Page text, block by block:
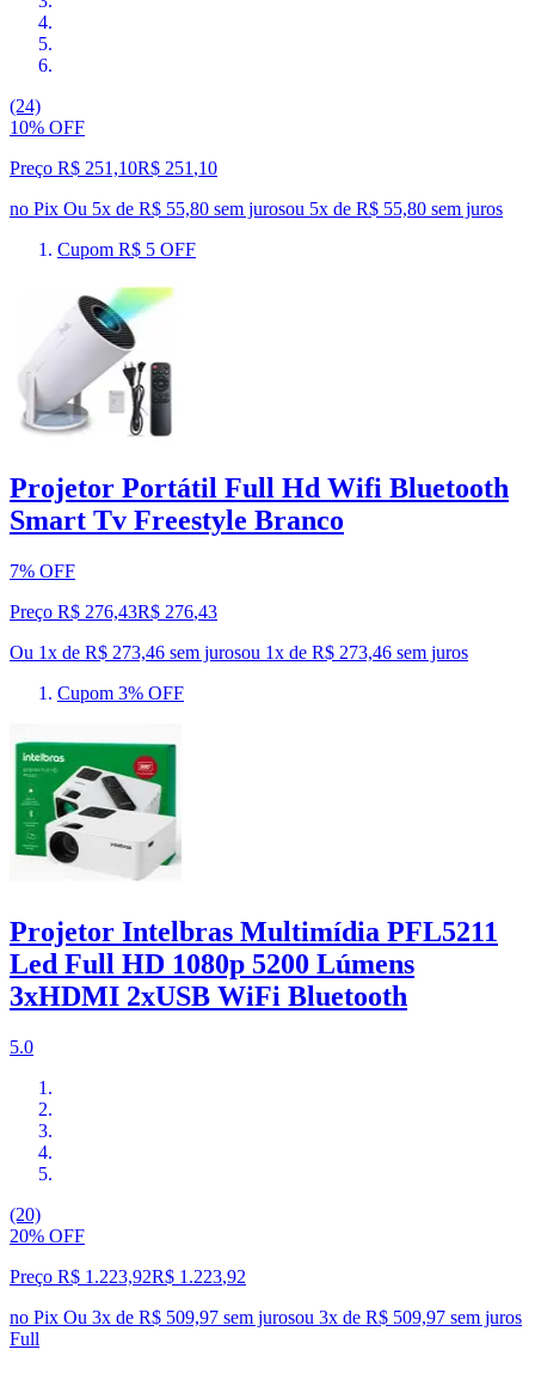
(24)
10% OFF
Preço R$ 251,10R$ 251 ,10
no Pix Ou 5x de R$ 55,80 sem jurosou 5x de R$ 55,80 sem juros
Cupom R$ 5 OFF
Projetor Portátil Full Hd Wifi Bluetooth
Smart Tv Freestyle Branco
7% OFF
Preço R$ 276,43R$ 276,43
Ou 1x de R$ 273,46 sem jurosou 1x de R$ 273,46 sem juros
Cupom 3% OFF
Projetor Intelbras Multimídia PFL5211
Led Full HD 1080p 5200 Lúmens
3xHDMI 2xUSB WiFi Bluetooth
5.0
(20)
20% OFF
Preço R$ 1.223,92R$ 1.223,92
no Pix Ou 3x de R$ 509,97 sem jurosou 3x de R$ 509,97 sem juros
Full